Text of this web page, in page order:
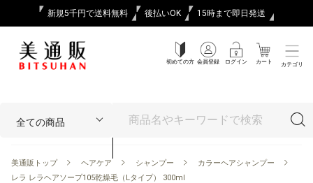
新規5千円で送料無料 後払いOK 15時まで即日発送
初めての方 会員登録 ログイン カート カテゴリ
美通販トップ ヘアケア シャンプー
カラーヘアシャンプー
レラ レラヘアソープ105乾燥毛（Lタイプ） 300ml